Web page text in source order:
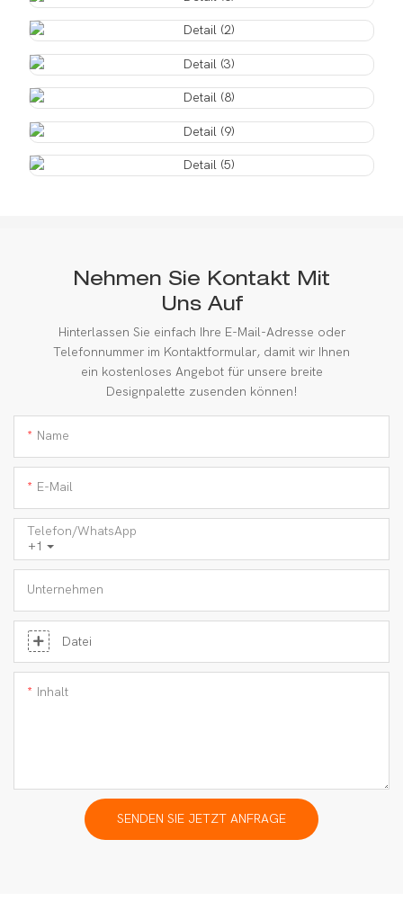
Nehmen Sie Kontakt Mit
Uns Auf
Hinterlassen Sie einfach Ihre E-Mail-Adresse oder
Telefonnummer im Kontaktformular, damit wir Ihnen
ein kostenloses Angebot für unsere breite
Designpalette zusenden können!
Name
E-Mail
+1
Telefon/WhatsApp
Unternehmen
Datei
Inhalt
SENDEN SIE JETZT ANFRAGE